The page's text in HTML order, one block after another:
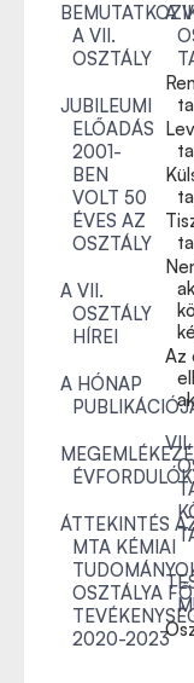
A VII.
OSZTÁLY
JUBILEUMI
ELŐADÁS
2001-
BEN
VOLT 50
ÉVES AZ
OSZTÁLY
A VII.
OSZTÁLY
HÍREI
A HÓNAP
ÉVFORDULÓK
ÁTTEKINTÉS
MTA KÉMIAI
OSZTÁLYA
2020-2023
A
Az
VII.